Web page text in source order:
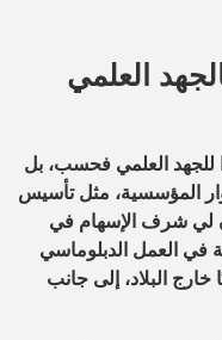
العلمي
للجهد العلمي فحسب، بل
المؤسسية، مثل تأسيس
لي شرف الإسهام في
في العمل الدبلوماسي
البلاد، إلى جانب